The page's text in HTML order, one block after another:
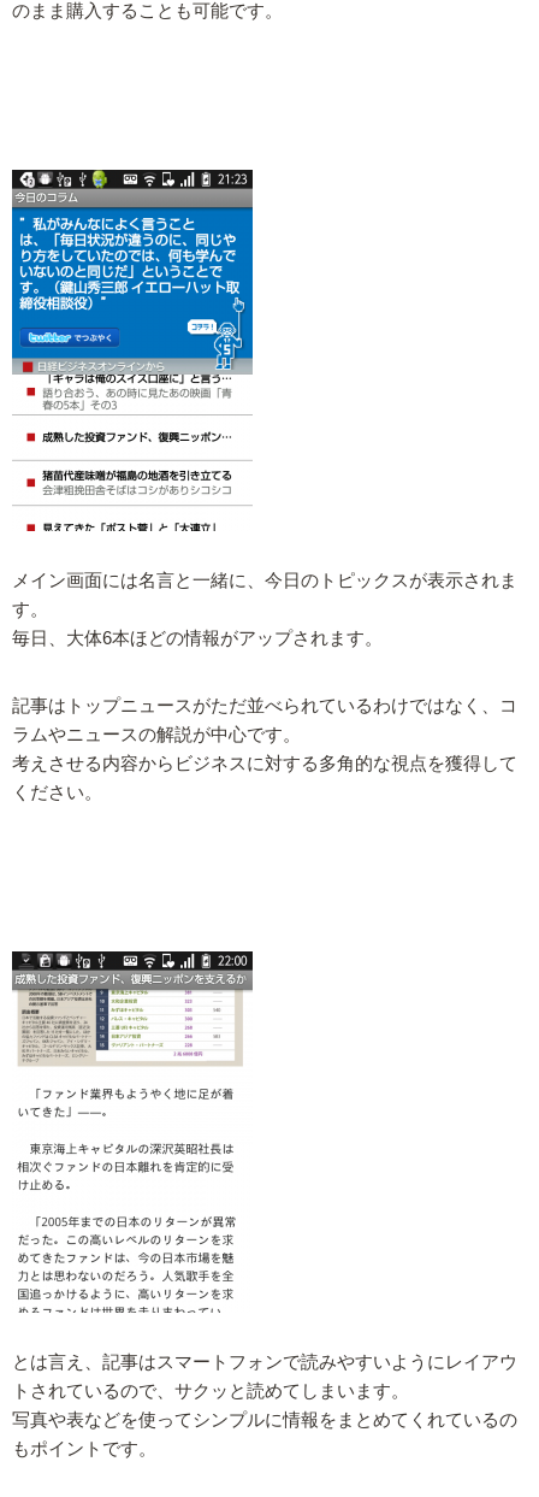
のまま購入することも可能です。
メイン画面には名言と一緒に、今日のトピックスが表示されま
す。
毎日、大体6本ほどの情報がアップされます。
記事はトップニュースがただ並べられているわけではなく、コ
ラムやニュースの解説が中心です。
考えさせる内容からビジネスに対する多角的な視点を獲得して
ください。
とは言え、記事はスマートフォンで読みやすいようにレイアウ
トされているので、サクッと読めてしまいます。
写真や表などを使ってシンプルに情報をまとめてくれているの
もポイントです。